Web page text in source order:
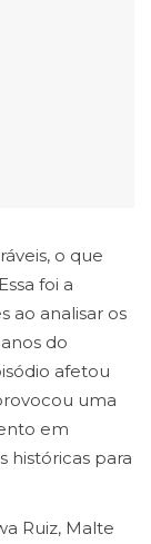
o que
foi a
ao analisar os
do
afetou
uma
em
históricas para
Ruiz, Malte